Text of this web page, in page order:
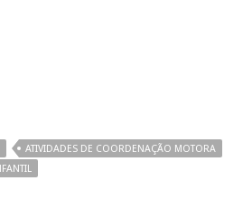
ATIVIDADES DE COORDENAÇÃO MOTORA